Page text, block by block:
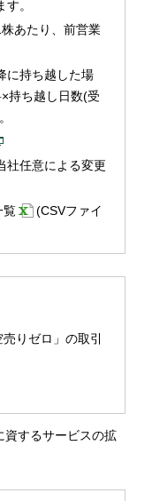
。
あたり、前営業
に持ち越した場
持ち越し日数(受
社任意による変更
覧
(CSVファイ
りゼロ」の取引
資するサービスの拡